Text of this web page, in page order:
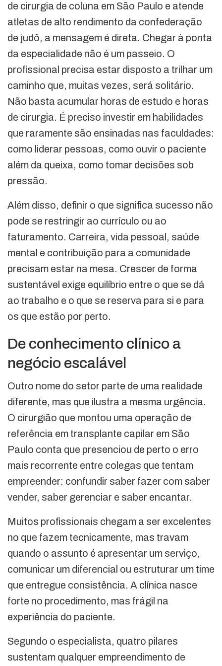
de cirurgia de coluna em São Paulo e atende
atletas de alto rendimento da confederação
de judô, a mensagem é direta. Chegar à ponta
da especialidade não é um passeio. O
profissional precisa estar disposto a trilhar um
caminho que, muitas vezes, será solitário.
Não basta acumular horas de estudo e horas
de cirurgia. É preciso investir em habilidades
que raramente são ensinadas nas faculdades:
como liderar pessoas, como ouvir o paciente
além da queixa, como tomar decisões sob
pressão.
Além disso, definir o que significa sucesso não
pode se restringir ao currículo ou ao
faturamento. Carreira, vida pessoal, saúde
mental e contribuição para a comunidade
precisam estar na mesa. Crescer de forma
sustentável exige equilíbrio entre o que se dá
ao trabalho e o que se reserva para si e para
os que estão por perto.
De conhecimento clínico a
negócio escalável
Outro nome do setor parte de uma realidade
diferente, mas que ilustra a mesma urgência.
O cirurgião que montou uma operação de
referência em transplante capilar em São
Paulo conta que presenciou de perto o erro
mais recorrente entre colegas que tentam
empreender: confundir saber fazer com saber
vender, saber gerenciar e saber encantar.
Muitos profissionais chegam a ser excelentes
no que fazem tecnicamente, mas travam
quando o assunto é apresentar um serviço,
comunicar um diferencial ou estruturar um time
que entregue consistência. A clínica nasce
forte no procedimento, mas frágil na
experiência do paciente.
Segundo o especialista, quatro pilares
sustentam qualquer empreendimento de